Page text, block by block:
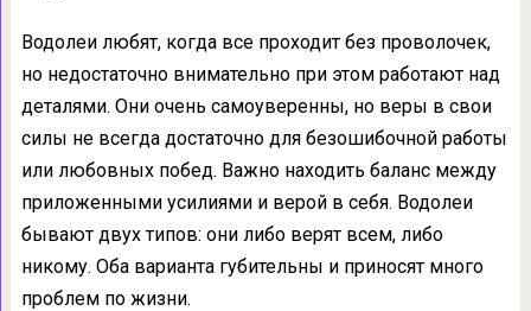
Водолеи любят, когда все проходит без проволочек,
но недостаточно внимательно при этом работают над
деталями. Они очень самоуверенны, но веры в свои
силы не всегда достаточно для безошибочной работы
или любовных побед. Важно находить баланс между
приложенными усилиями и верой в себя. Водолеи
бывают двух типов: они либо верят всем, либо
никому. Оба варианта губительны и приносят много
проблем по жизни.